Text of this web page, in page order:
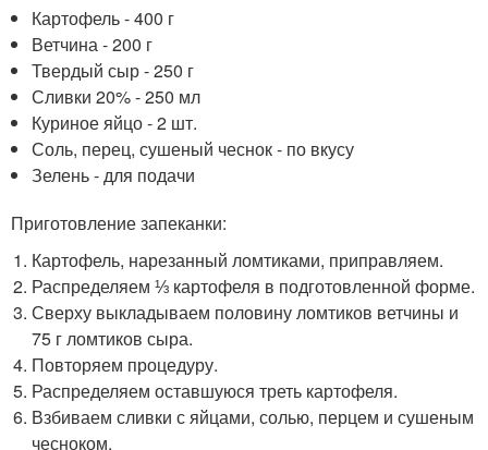
Картофель - 400 г
Ветчина - 200 г
Твердый сыр - 250 г
Сливки 20% - 250 мл
Куриное яйцо - 2 шт.
Соль, перец, сушеный чеснок - по вкусу
Зелень - для подачи
Приготовление запеканки:
Картофель, нарезанный ломтиками, приправляем.
Распределяем ⅓ картофеля в подготовленной форме.
Сверху выкладываем половину ломтиков ветчины и
75 г ломтиков сыра.
Повторяем процедуру.
Распределяем оставшуюся треть картофеля.
Взбиваем сливки с яйцами, солью, перцем и сушеным
чесноком.